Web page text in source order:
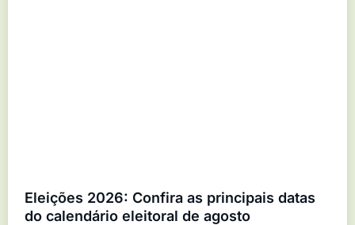
Eleições 2026: Confira as principais datas
do calendário eleitoral de agosto